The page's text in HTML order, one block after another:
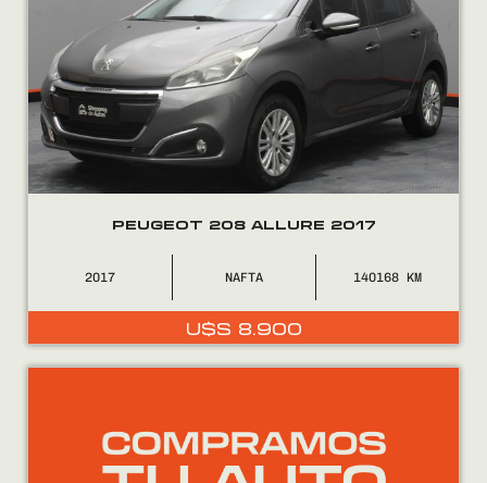
PEUGEOT 208 ALLURE 2017
2017 NAFTA 140168
U$S 8.900